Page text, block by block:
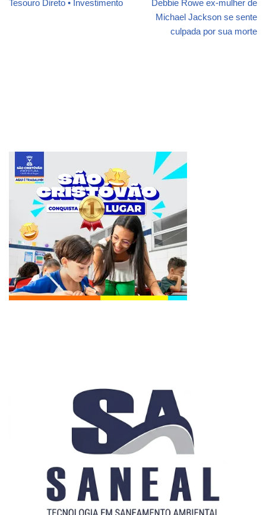
Tesouro Direto • Investimento
Debbie Rowe ex-mulher de
Michael Jackson se sente
culpada por sua morte